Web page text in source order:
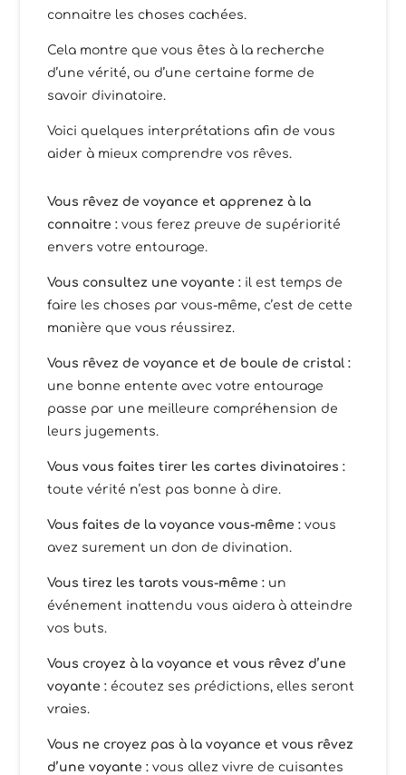
connaitre les choses cachées.
Cela montre que vous êtes à la recherche
d’une vérité, ou d’une certaine forme de
savoir divinatoire.
Voici quelques interprétations afin de vous
aider à mieux comprendre vos rêves.
Vous rêvez de voyance et apprenez à la
connaitre : vous ferez preuve de supériorité
envers votre entourage.
Vous consultez une voyante : il est temps de
faire les choses par vous-même, c’est de cette
manière que vous réussirez.
Vous rêvez de voyance et de boule de cristal :
une bonne entente avec votre entourage
passe par une meilleure compréhension de
leurs jugements.
Vous vous faites tirer les cartes divinatoires :
toute vérité n’est pas bonne à dire.
Vous faites de la voyance vous-même : vous
avez surement un don de divination.
Vous tirez les tarots vous-même : un
événement inattendu vous aidera à atteindre
vos buts.
Vous croyez à la voyance et vous rêvez d’une
voyante : écoutez ses prédictions, elles seront
vraies.
Vous ne croyez pas à la voyance et vous rêvez
d’une voyante :vous allez vivre de cuisantes